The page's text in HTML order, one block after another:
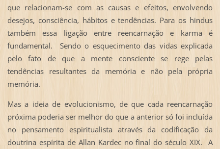
que relacionam-se com as causas e efeitos, envolvendo
desejos, consciência, hábitos e tendências. Para os hindus
também essa ligação entre reencarnação e karma é
fundamental. Sendo o esquecimento das vidas explicada
pelo fato de que a mente consciente se rege pelas
tendências resultantes da memória e não pela própria
memória.
Mas a ideia de evolucionismo, de que cada reencarnação
próxima poderia ser melhor do que a anterior só foi incluída
no pensamento espiritualista através da codificação da
doutrina espírita de Allan Kardec no final do século XIX. A